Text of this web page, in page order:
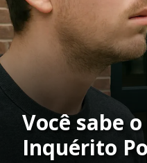
Você sabe
Inquérito